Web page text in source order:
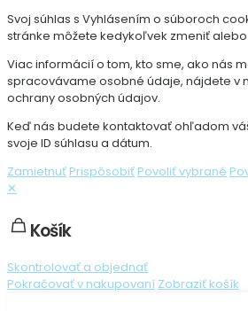
Svoj súhlas s Vyhlásením o súboroch
stránke môžete kedykoľvek zmeniť
Viac informácií o tom, kto sme, ako nás
spracovávame osobné údaje, nájdete v
ochrany osobných údajov.
Keď nás budete kontaktovať ohľadom
svoje ID súhlasu a dátum.
Zamietnuť Prispôsobiť Povoliť vybrané
✕
Košík
Skontrolovať a objednať
Pokračovať v nakupovaní Zobraziť košík